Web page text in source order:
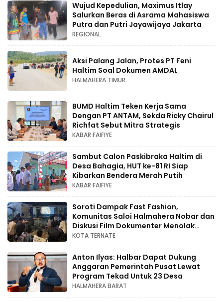
Wujud Kepedulian, Maximus Itlay
Salurkan Beras di Asrama Mahasiswa
Putra dan Putri Jayawijaya Jakarta
REGIONAL
Aksi Palang Jalan, Protes PT Feni
Haltim Soal Dokumen AMDAL
HALMAHERA TIMUR
BUMD Haltim Teken Kerja Sama
Dengan PT ANTAM, Sekda Ricky Chairul
Richfat Sebut Mitra Strategis
KABAR FAIFIYE
Sambut Calon Paskibraka Haltim di
Desa Bahagia, HUT ke-81 RI Siap
Kibarkan Bendera Merah Putih
KABAR FAIFIYE
Soroti Dampak Fast Fashion,
Komunitas Saloi Halmahera Nobar dan
Diskusi Film Dokumenter Menolak
Punah
KOTA TERNATE
Anton Ilyas: Halbar Dapat Dukung
Anggaran Pemerintah Pusat Lewat
Program Tekad Untuk 23 Desa
HALMAHERA BARAT